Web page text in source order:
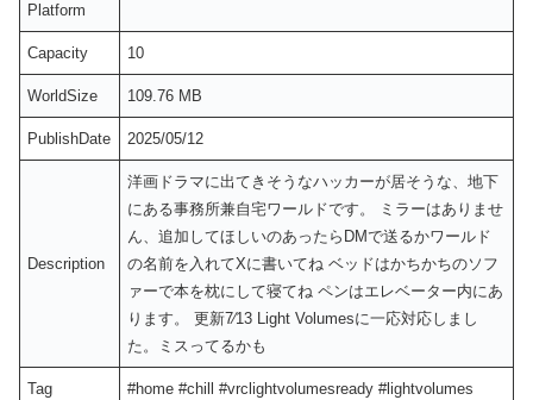
Platform
Capacity 10
WorldSize 109.76 MB
PublishDate 2025/05/12
Description
洋画ドラマに出てきそうなハッカーが居そうな、地下
にある事務所兼自宅ワールドです。 ミラーはありませ
ん、追加してほしいのあったらDMで送るかワールド
の名前を入れてXに書いてね ベッドはかちかちのソフ
ァーで本を枕にして寝てね ペンはエレベーター内にあ
ります。 更新7⁄13 Light Volumesに一応対応しまし
た。ミスってるかも
Tag #home #chill #vrclightvolumesready #lightvolumes